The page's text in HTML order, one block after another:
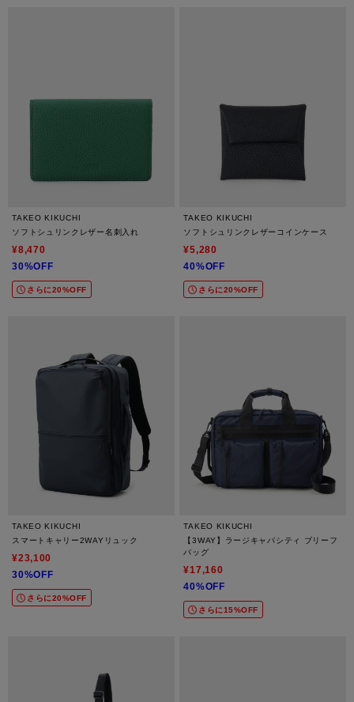
TAKEO KIKUCHI
ソフトシュリンクレザー名刺入れ
¥8,470
30%OFF
さらに20%OFF
TAKEO KIKUCHI
ソフトシュリンクレザーコインケース
¥5,280
40%OFF
さらに20%OFF
TAKEO KIKUCHI
スマートキャリー2WAYリュック
¥23,100
30%OFF
さらに20%OFF
TAKEO KIKUCHI
【3WAY】ラージキャパシティ ブリーフ
バッグ
¥17,160
40%OFF
さらに15%OFF